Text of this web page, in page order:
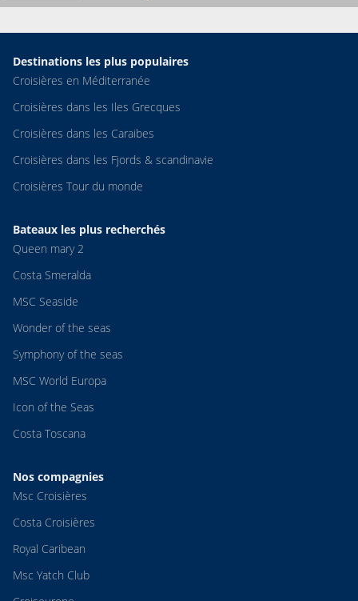
Destinations les plus populaires
Croisières en Méditerranée
Croisières dans les Iles Grecques
Croisières dans les Caraibes
Croisières dans les Fjords & scandinavie
Croisières Tour du monde
Bateaux les plus recherchés
Queen mary 2
Costa Smeralda
MSC Seaside
Wonder of the seas
Symphony of the seas
MSC World Europa
Icon of the Seas
Costa Toscana
Nos compagnies
Msc Croisières
Costa Croisières
Royal Caribean
Msc Yatch Club